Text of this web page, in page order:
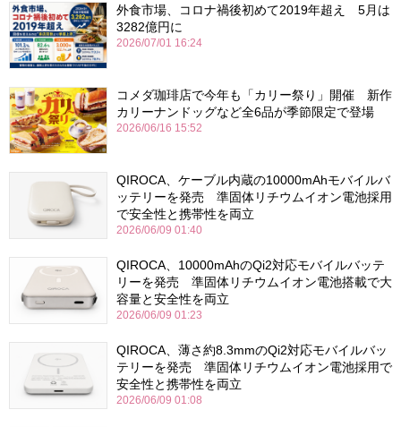
外食市場、コロナ禍後初めて2019年超え 5月は
3282億円に
2026/07/01 16:24
コメダ珈琲店で今年も「カリー祭り」開催 新作
カリーナンドッグなど全6品が季節限定で登場
2026/06/16 15:52
QIROCA、ケーブル内蔵の10000mAhモバイルバ
ッテリーを発売 準固体リチウムイオン電池採用
で安全性と携帯性を両立
2026/06/09 01:40
QIROCA、10000mAhのQi2対応モバイルバッテ
リーを発売 準固体リチウムイオン電池搭載で大
容量と安全性を両立
2026/06/09 01:23
QIROCA、薄さ約8.3mmのQi2対応モバイルバッ
テリーを発売 準固体リチウムイオン電池採用で
安全性と携帯性を両立
2026/06/09 01:08